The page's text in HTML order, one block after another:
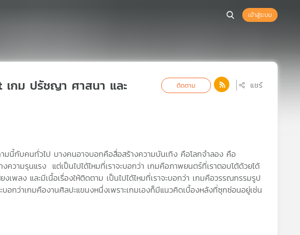
เข้าสู่ระบบ
เกม ปรัชญา ศาสนา และ
ติดตาม แชร์
ามนี้กับคนทั่วไป บางคนอาจบอกคือสื่อสร้างความบันเทิง คือโลกจำลอง คือ
งความรุนแรง แต่เป็นไปได้ไหมที่เราจะบอกว่า เกมคือภาพยนตร์ที่เราตอบโต้ด้วยได้
เพลง และมีเนื้อเรื่องให้ติดตาม เป็นไปได้ไหมที่เราจะบอกว่า เกมคือวรรณกรรมรูป
บอกว่าเกมคืองานศิลปะแขนงหนึ่งเพราะเกมเองก็มีแนวคิดเบื้องหลังที่ซุกซ่อนอยู่เช่น